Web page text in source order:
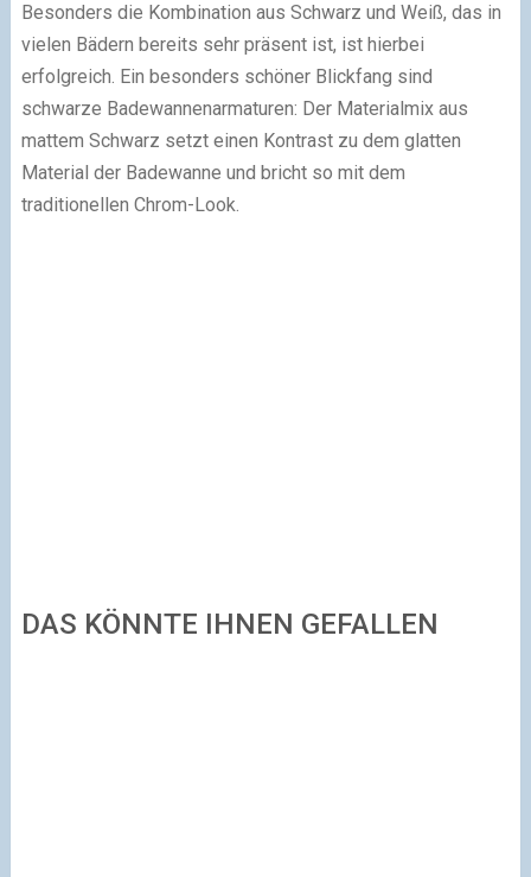
Besonders die Kombination aus Schwarz und Weiß, das in
vielen Bädern bereits sehr präsent ist, ist hierbei
erfolgreich. Ein besonders schöner Blickfang sind
schwarze Badewannenarmaturen: Der Materialmix aus
mattem Schwarz setzt einen Kontrast zu dem glatten
Material der Badewanne und bricht so mit dem
traditionellen Chrom-Look.
DAS KÖNNTE IHNEN GEFALLEN